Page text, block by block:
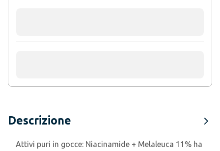
Descrizione
Attivi puri in gocce: Niacinamide + Melaleuca 11% ha